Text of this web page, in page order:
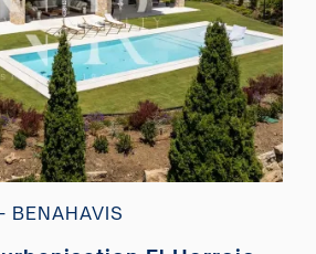
BENAHAVIS